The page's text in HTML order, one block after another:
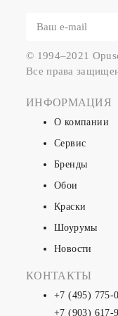
© 1994–2021
Все права
ИНФОРМАЦИЯ
О компании
Сервис
Бренды
Обои
Краски
Шоурумы
Новости
КОНТАКТЫ
+7 (495) 775-
+7 (903) 617-